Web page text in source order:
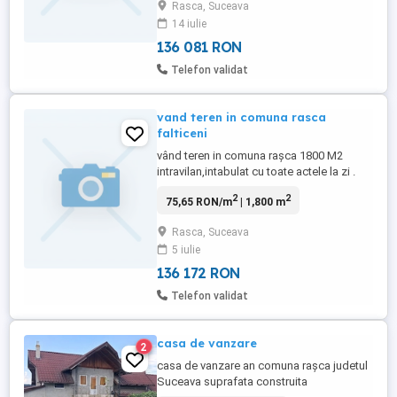
contacta la nr. preț 26000 euro negociabil
14,5 euro m2
Rasca, Suceava
14 iulie
136 081 RON
Telefon validat
vand teren in comuna rasca
falticeni
vând teren in comuna rașca 1800 M2
intravilan,intabulat cu toate actele la zi .
lucrări suplimentare Pentru mai multe
75,65 RON/m2| 1,800 m2
Rasca, Suceava
5 iulie
136 172 RON
Telefon validat
2 casa de vanzare
casa de vanzare an comuna rașca judetul
Suceava suprafata construita